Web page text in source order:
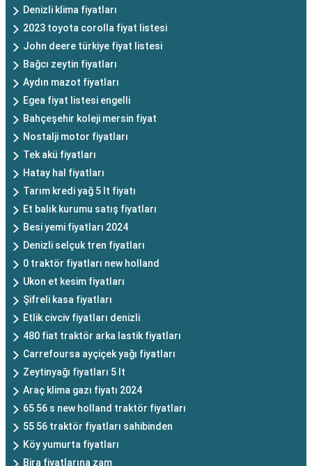
Denizli klima fiyatları
2023 toyota corolla fiyat listesi
John deere türkiye fiyat listesi
Bağcı zeytin fiyatları
Aydın mazot fiyatları
Egea fiyat listesi engelli
Bahçeşehir koleji mersin fiyat
Nostalji motor fiyatları
Tek akü fiyatları
Hatay hal fiyatları
Tarım kredi yağ 5 lt fiyatı
Et balık kurumu satış fiyatları
Besi yemi fiyatları 2024
Denizli selçuk tren fiyatları
0 traktör fiyatları new holland
Ukon et kesim fiyatları
Şifreli kasa fiyatları
Etlik civciv fiyatları denizli
480 fiat traktör arka lastik fiyatları
Carrefoursa ayçiçek yağı fiyatları
Zeytinyağı fiyatları 5 lt
Araç klima gazı fiyatı 2024
65 56 s new holland traktör fiyatları
55 56 traktör fiyatları sahibinden
Köy yumurta fiyatları
Bira fiyatlarına zam